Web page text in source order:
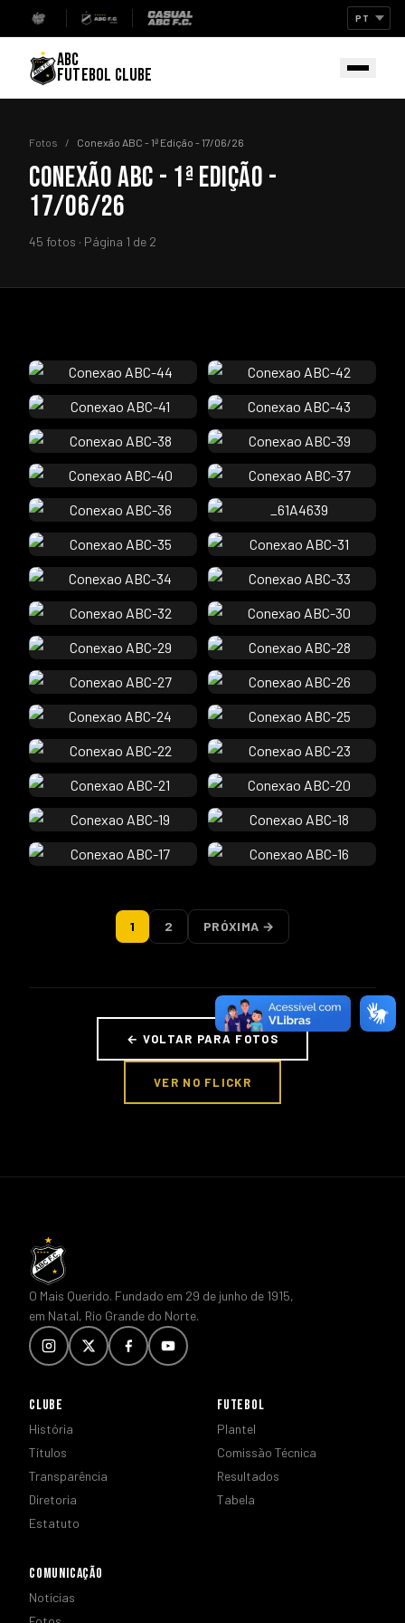
ABC
FUTEBOL CLUBE
Fotos / Conexão ABC - 1ª Edição - 17/06/26
CONEXÃO ABC - 1ª EDIÇÃO -
17/06/26
45 fotos · Página 1 de 2
1 2 PRÓXIMA →
← VOLTAR PARA FOTOS
VER NO FLICKR
O Mais Querido. Fundado em 29 de junho de 1915,
em Natal, Rio Grande do Norte.
CLUBE
História
Títulos
Transparência
Diretoria
Estatuto
FUTEBOL
Plantel
Comissão Técnica
Resultados
Tabela
COMUNICAÇÃO
Notícias